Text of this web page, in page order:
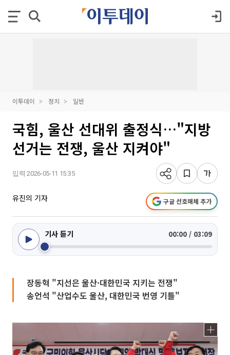
이투데이 정치 일반
국힘, 울산 선대위 출정식…"지방
선거는 전쟁, 울산 지켜야"
입력 2026-05-11 15:35
유진의 기자 구글 선호매체 추가
기사 듣기 00:00 / 03:09
장동혁 "지선은 울산·대한민국 지키는 전쟁"
송언석 "산업수도 울산, 대한민국 번영 기틀"